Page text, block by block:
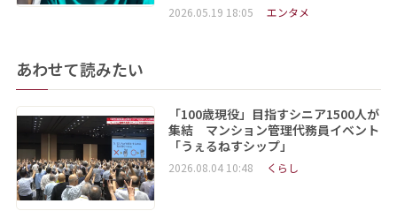
2026.05.19 18:05 エンタメ
あわせて読みたい
「100歳現役」目指すシニア1500人が
集結 マンション管理代務員イベント
「うぇるねすシップ」
2026.08.04 10:48 くらし